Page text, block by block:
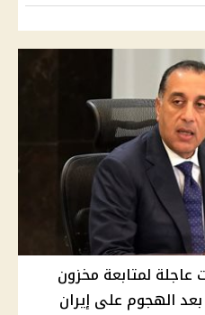
عاجلة لمتابعة مخزون
الهجوم على إيران